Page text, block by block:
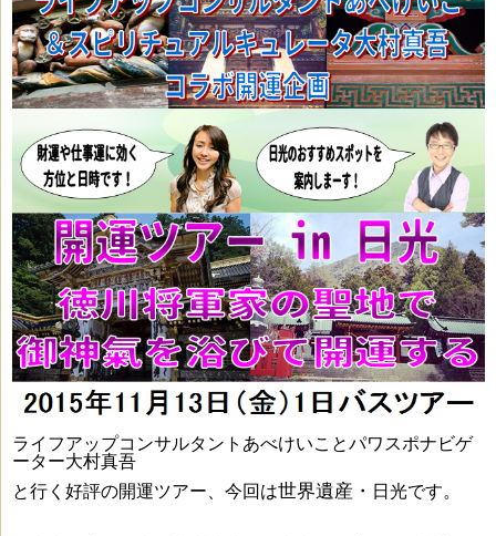
ライフアップコンサルタントあべけいことパワスポナビゲ
ーター大村真吾
と行く好評の開運ツアー、今回は世界遺産・ 日光です。